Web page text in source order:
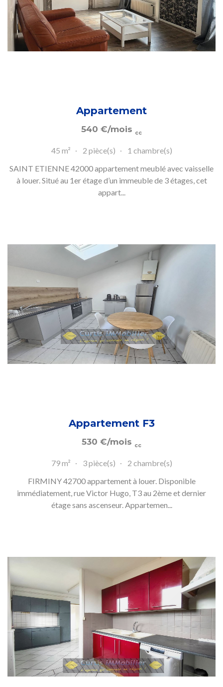
Appartement
540 €/mois cc
45 m² 2 pièce(s)
1 chambre(s)
SAINT ETIENNE 42000 appartement meublé avec vaisselle
à louer. Situé au 1er étage d’un immeuble de 3 étages, cet
appart...
Appartement F3
530 €/mois cc
79 m² 3 pièce(s)
2 chambre(s)
FIRMINY 42700 appartement à louer. Disponible
immédiatement, rue Victor Hugo, T3 au 2ème et dernier
étage sans ascenseur. Appartemen...